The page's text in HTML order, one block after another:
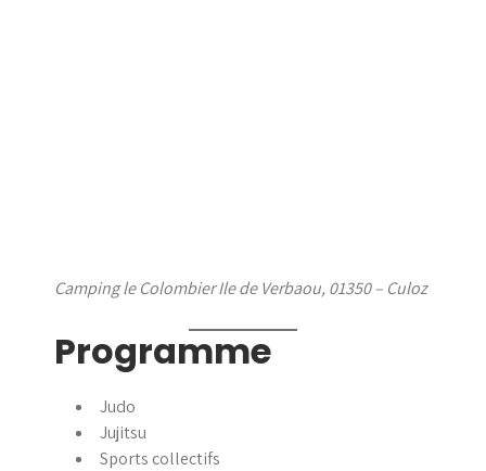
Camping le Colombier Ile de Verbaou, 01350 – Culoz
Programme
Judo
Jujitsu
Sports collectifs